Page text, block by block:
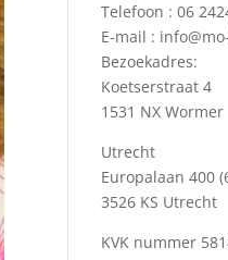
Telefoon :06
E-mail :
Bezoekadres:
Koetserstraat 4
1531 NX Wormer
Utrecht
Europalaan 400
3526 KS Utrecht
KVK nummer